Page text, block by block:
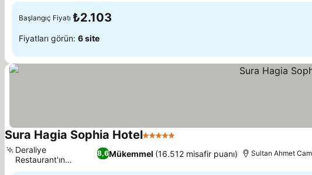
Başlangıç Fiyatı ₺2.103
Fiyatları görün: 6 site
Sura Hagia Sophia Hotel5 Yıldız
8,6Mükemmel (16.512 misafir puanı)
Deraliye
Restaurant'ın
Osmanlı mutfağı
Sultan Ahmet